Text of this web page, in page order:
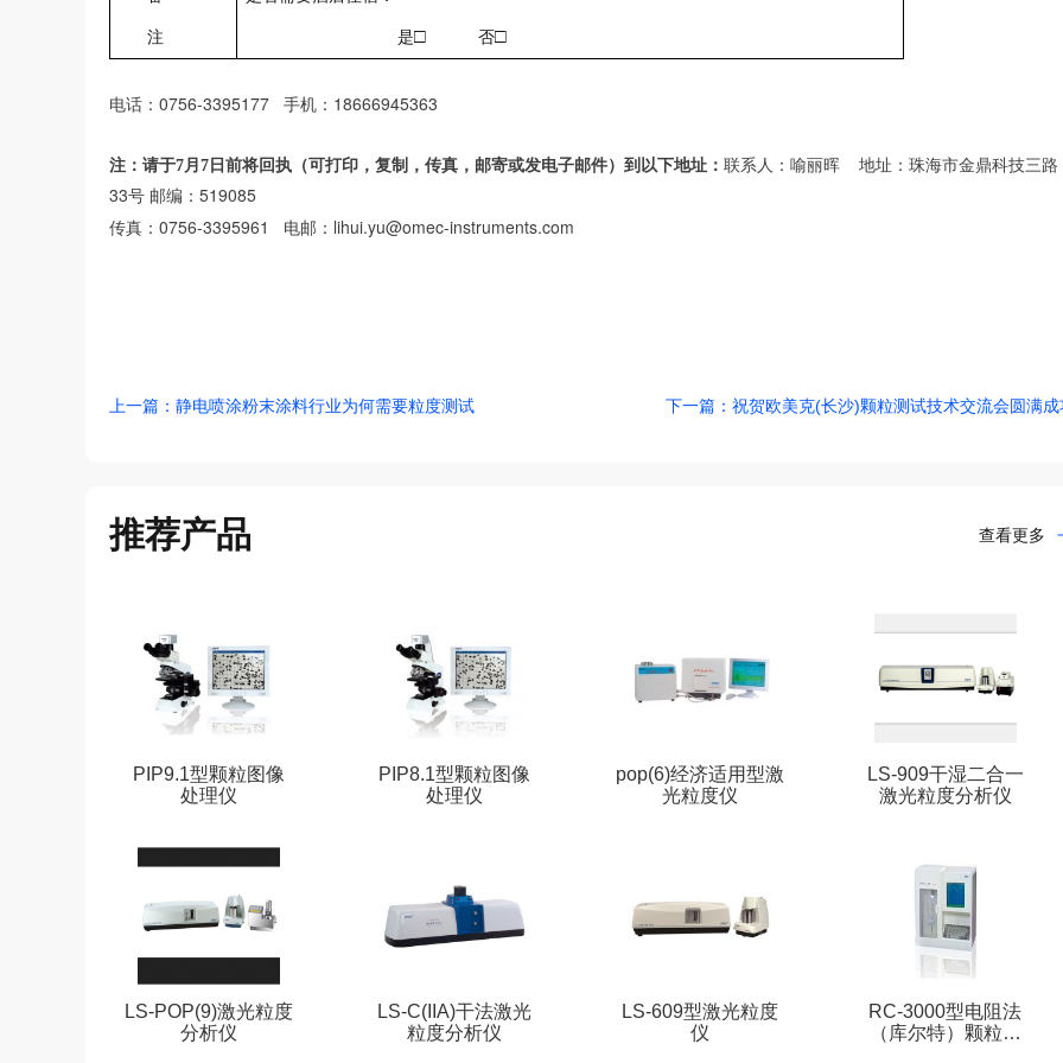
注 是□ 否□
电话： 0756-3395177 手机： 18666945363
注：请于7月7日前将回执（可打印，复制，传真，邮寄或发电子邮件）到以下地址： 联系人：喻丽晖 地址：珠海市金鼎科技三路
33号 邮编： 519085
传真： 0756-3395961 电邮： lihui.yu@omec-instruments.com
上一篇：静电喷涂粉末涂料行业为何需要粒度测试 下一篇：祝贺欧美克(长沙)颗粒测试技术交流会圆满成
推荐产品 查看更多
PIP9.1型颗粒图像
处理仪
PIP8.1型颗粒图像
处理仪
pop(6)经济适用型激
光粒度仪
LS-909干湿二合一
激光粒度分析仪
LS-POP(9)激光粒度
分析仪
LS-C(IIA)干法激光
粒度分析仪
LS-609型激光粒度
仪
RC-3000型电阻法
（库尔特）颗粒计